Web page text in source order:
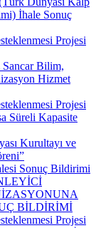
İhale Sonuç
Projesi
Sancar Bilim,
Hizmet
Projesi
Süreli Kapasite
Kurultayı ve
Sonuç Bildirimi
BİLDİRİMİ
Projesi